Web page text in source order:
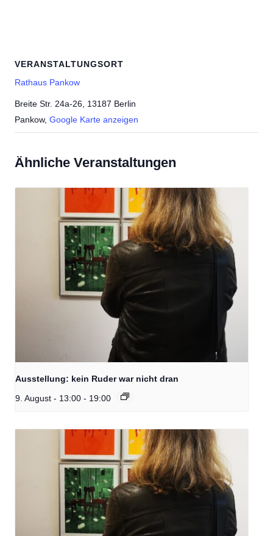
VERANSTALTUNGSORT
Rathaus Pankow
Breite Str. 24a-26, 13187 Berlin
Pankow, Google Karte anzeigen
Ähnliche Veranstaltungen
Ausstellung: kein Ruder war nicht dran
9. August - 13:00 - 19:00